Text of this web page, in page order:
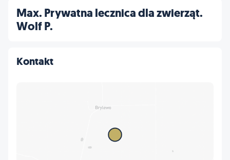
Max. Prywatna lecznica dla zwierząt.
Wolf P.
Kontakt